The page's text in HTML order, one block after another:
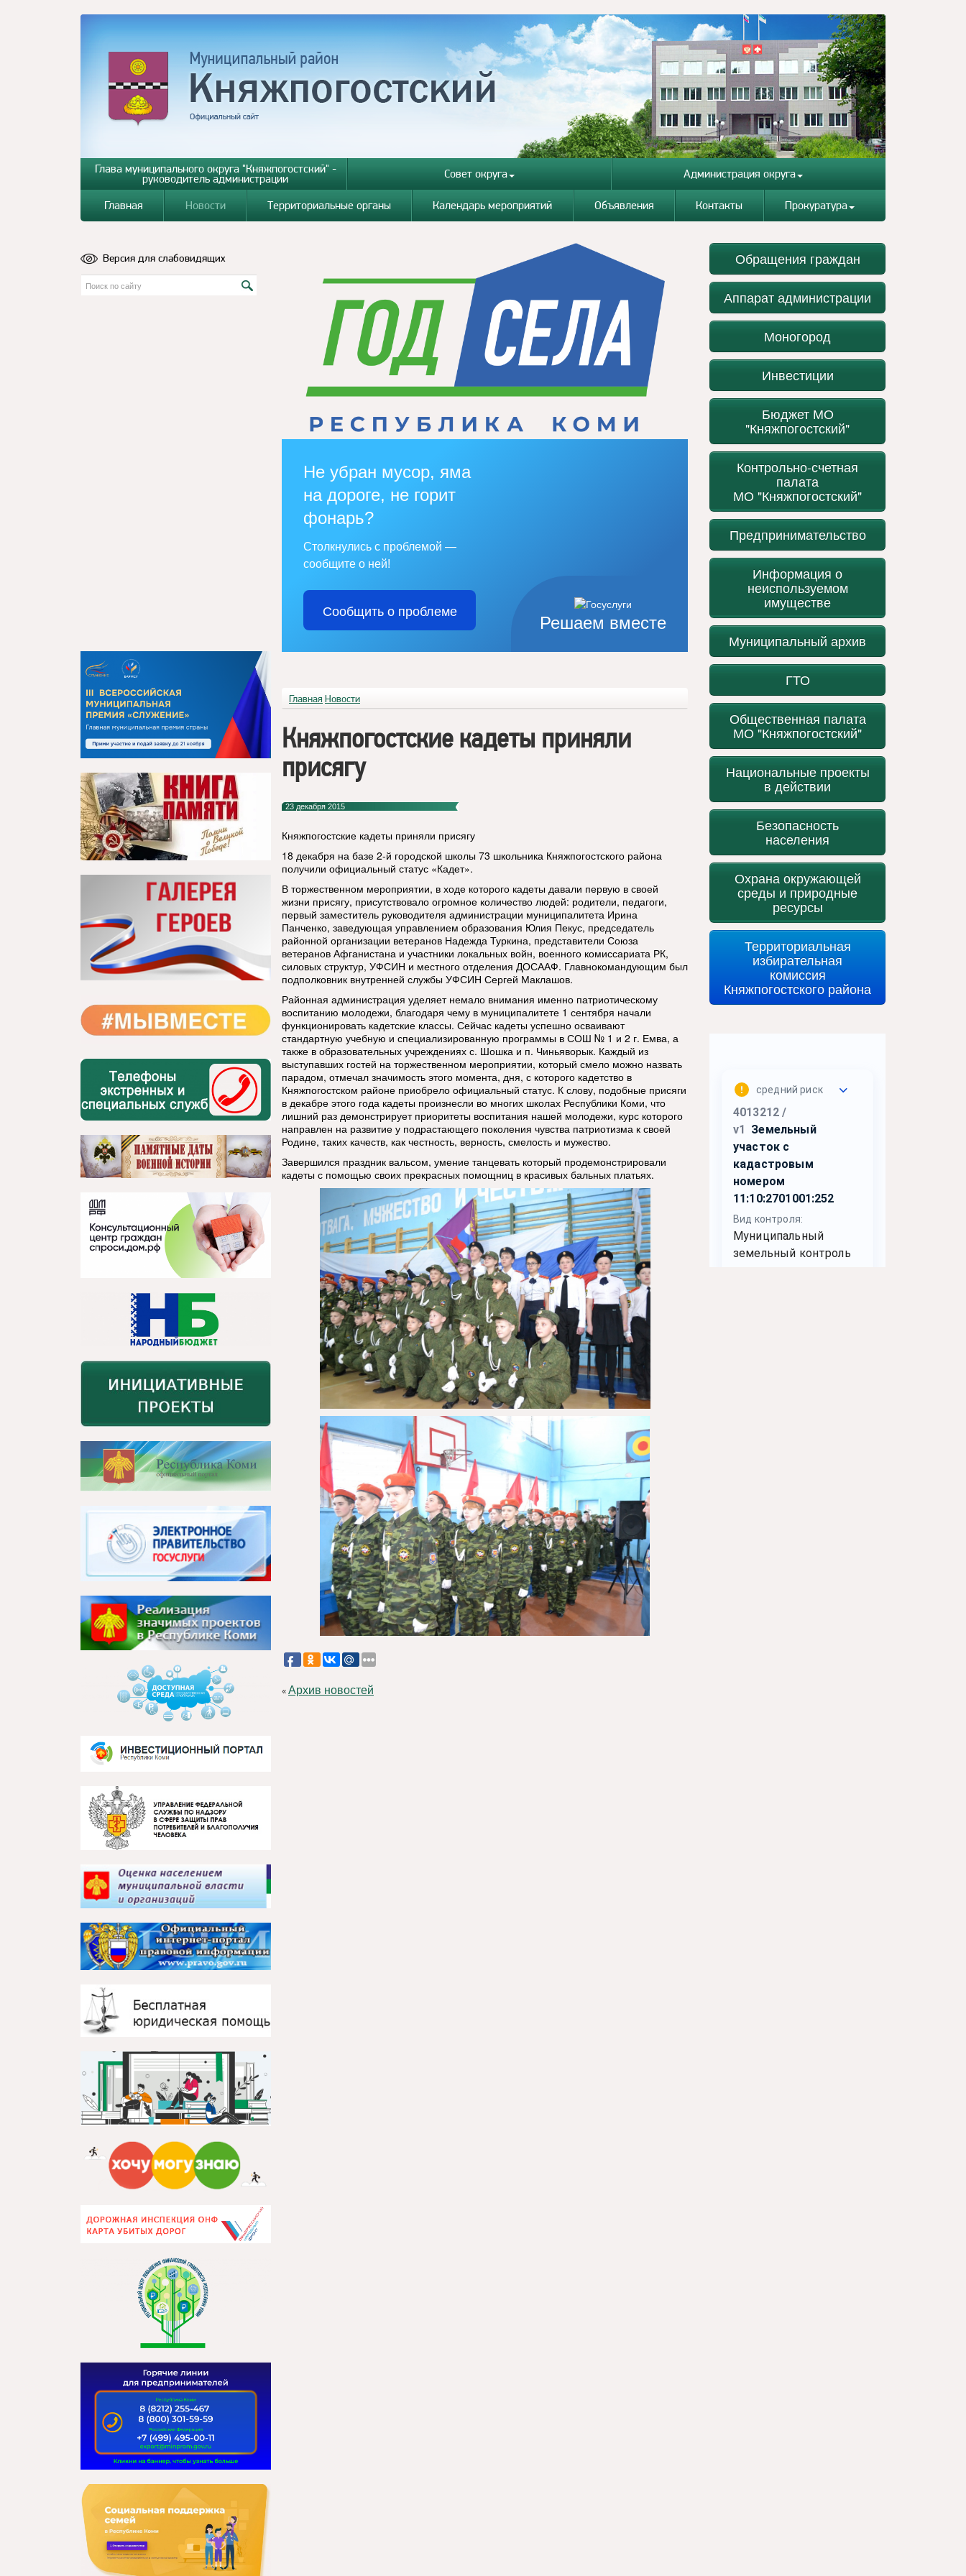
Глава муниципального округа "Княжпогостский" -
руководитель администрации Совет округа Администрация округа
Главная Новости Территориальные органы Календарь мероприятий Объявления Контакты Прокуратура
Версия для слабовидящих
Решаем вместе
Не убран мусор, яма
на дороге, не горит
фонарь?
Столкнулись с проблемой —
сообщите о ней!
Сообщить о проблеме
Главная Новости
Княжпогостские кадеты приняли
присягу
23 декабря 2015
Княжпогостские кадеты приняли присягу
18 декабря на базе 2-й городской школы 73 школьника Княжпогостского района
получили официальный статус «Кадет».
В торжественном мероприятии, в ходе которого кадеты давали первую в своей
жизни присягу, присутствовало огромное количество людей: родители, педагоги,
первый заместитель руководителя администрации муниципалитета Ирина
Панченко, заведующая управлением образования Юлия Пекус, председатель
районной организации ветеранов Надежда Туркина, представители Союза
ветеранов Афганистана и участники локальных войн, военного комиссариата РК,
силовых структур, УФСИН и местного отделения ДОСААФ. Главнокомандующим был
подполковник внутренней службы УФСИН Сергей Маклашов.
Районная администрация уделяет немало внимания именно патриотическому
воспитанию молодежи, благодаря чему в муниципалитете 1 сентября начали
функционировать кадетские классы. Сейчас кадеты успешно осваивают
стандартную учебную и специализированную программы в СОШ № 1 и 2 г. Емва, а
также в образовательных учреждениях с. Шошка и п. Чиньяворык. Каждый из
выступавших гостей на торжественном мероприятии, который смело можно назвать
парадом, отмечал значимость этого момента, дня, с которого кадетство в
Княжпогостском районе приобрело официальный статус. К слову, подобные присяги
в декабре этого года кадеты произнесли во многих школах Республики Коми, что
лишний раз демонстрирует приоритеты воспитания нашей молодежи, курс которого
направлен на развитие у подрастающего поколения чувства патриотизма к своей
Родине, таких качеств, как честность, верность, смелость и мужество.
Завершился праздник вальсом, умение танцевать который продемонстрировали
кадеты с помощью своих прекрасных помощниц в красивых бальных платьях.
«Архив новостей
Обращения граждан
Аппарат администрации
Моногород
Инвестиции
Бюджет МО
"Княжпогостский"
Контрольно-счетная
палата
МО "Княжпогостский"
Предпринимательство
Информация о
неиспользуемом
имуществе
Муниципальный архив
ГТО
Общественная палата
МО "Княжпогостский"
Национальные проекты
в действии
Безопасность
населения
Охрана окружающей
среды и природные
ресурсы
Территориальная
избирательная
комиссия
Княжпогостского района